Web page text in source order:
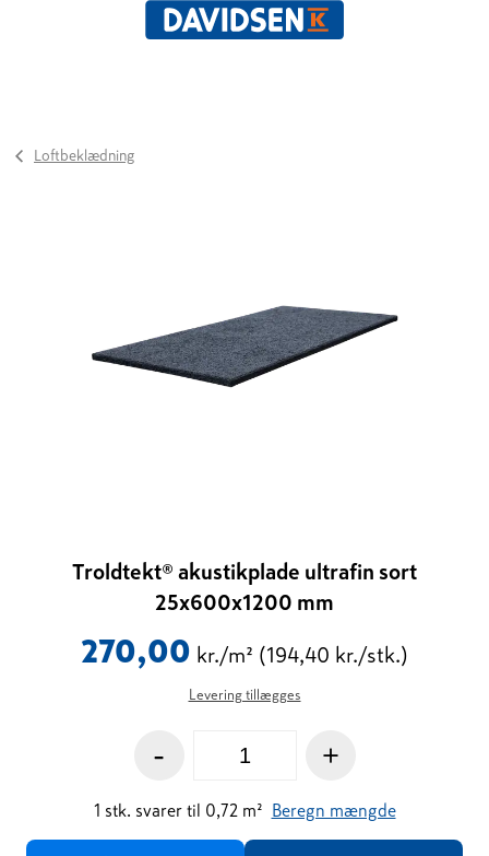
Loftbeklædning
Troldtekt® akustikplade ultrafin sort
25x600x1200 mm
270,00 kr./m² (194,40 kr./stk.)
Levering tillægges
- +
1 stk. svarer til 0,72 m² Beregn mængde